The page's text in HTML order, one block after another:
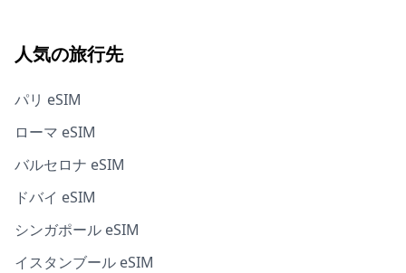
人気の旅行先
パリ eSIM
ローマ eSIM
バルセロナ eSIM
ドバイ eSIM
シンガポール eSIM
イスタンブール eSIM